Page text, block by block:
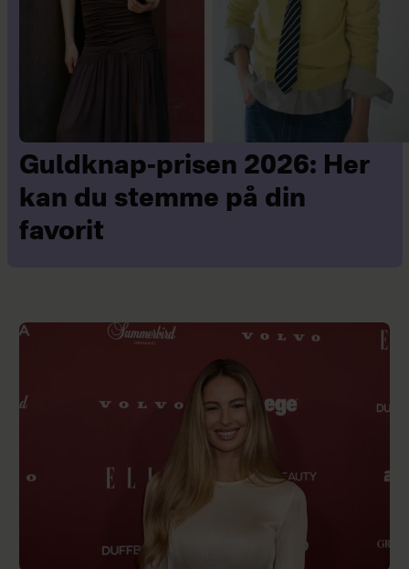
Guldknap-prisen 2026: Her
kan du stemme på din
favorit